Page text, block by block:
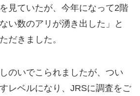
見ていたが、今年になって2階
い数のアリが湧き出した」と
だきました。
のいでこられましたが、つい
レベルになり、JRSに調査をご